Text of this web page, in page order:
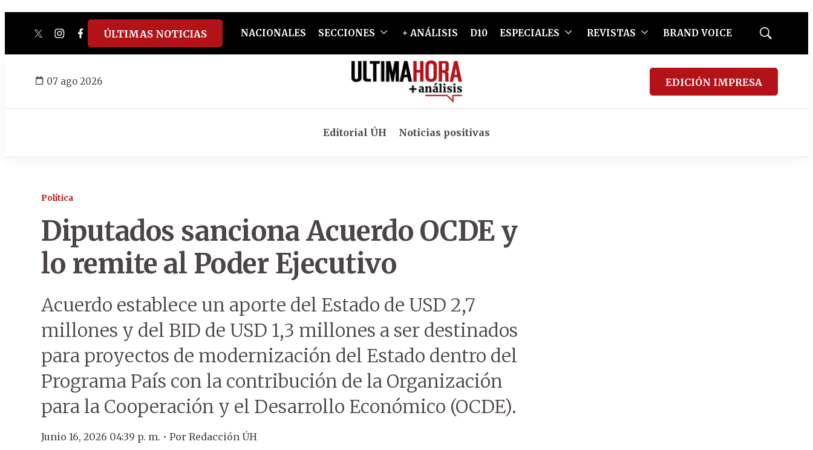
twitterinstagram
facebook
tiktokyoutube
spotify
ÚLTIMAS NOTICIAS NACIONALES SECCIONES + ANÁLISIS D10 ESPECIALES REVISTAS BRAND VOICE
Mostrar
07 ago 2026 EDICIÓN IMPRESA
Editorial ÚH Noticias positivas
Política
Diputados sanciona Acuerdo OCDE y
lo remite al Poder Ejecutivo
Acuerdo establece un aporte del Estado de USD 2,7
millones y del BID de USD 1,3 millones a ser destinados
para proyectos de modernización del Estado dentro del
Programa País con la contribución de la Organización
para la Cooperación y el Desarrollo Económico (OCDE).
Junio 16, 2026 04:39 p. m. • Por Redacción ÚH